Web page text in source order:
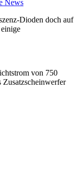
News
Dioden doch auf
von 750